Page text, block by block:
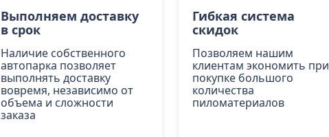
Выполняем доставку
в срок
Наличие собственного
автопарка позволяет
выполнять доставку
вовремя, независимо от
объема и сложности
заказа
Гибкая система
скидок
Позволяем нашим
клиентам экономить при
покупке большого
количества
пиломатериалов